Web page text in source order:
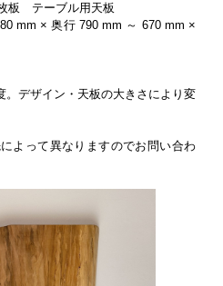
板 テーブル用天板
mm × 奥行 790 mm ～ 670 mm ×
デザイン・天板の大きさにより変
よって異なりますのでお問い合わ